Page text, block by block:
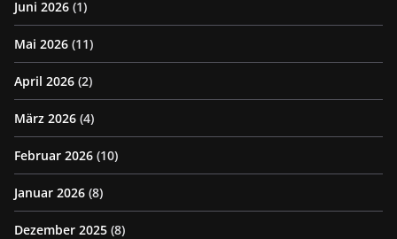
Juni 2026 (1)
Mai 2026 (11)
April 2026 (2)
März 2026 (4)
Februar 2026 (10)
Januar 2026 (8)
Dezember 2025 (8)